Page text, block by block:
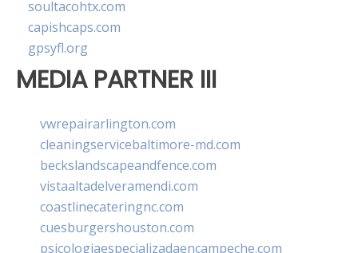
soultacohtx.com
capishcaps.com
gpsyfl.org
MEDIA PARTNER III
vwrepairarlington.com
cleaningservicebaltimore-md.com
beckslandscapeandfence.com
vistaaltadelveramendi.com
coastlinecateringnc.com
cuesburgershouston.com
psicologiaespecializadaencampeche.com